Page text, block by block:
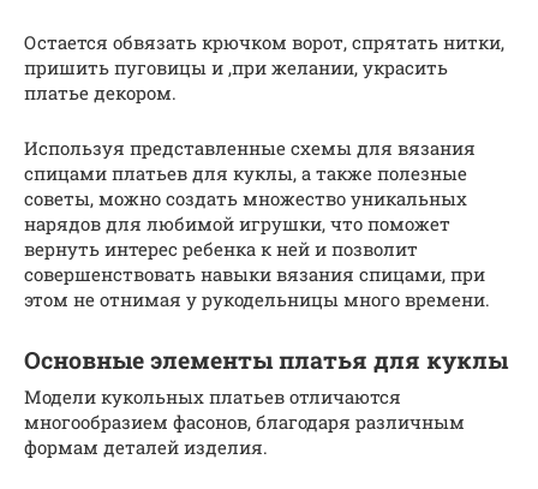
Остается обвязать крючком ворот, спрятать нитки,
пришить пуговицы и ,при желании, украсить
платье декором.
Используя представленные схемы для вязания
спицами платьев для куклы, а также полезные
советы, можно создать множество уникальных
нарядов для любимой игрушки, что поможет
вернуть интерес ребенка к ней и позволит
совершенствовать навыки вязания спицами, при
этом не отнимая у рукодельницы много времени.
Основные элементы платья для куклы
Модели кукольных платьев отличаются
многообразием фасонов, благодаря различным
формам деталей изделия.